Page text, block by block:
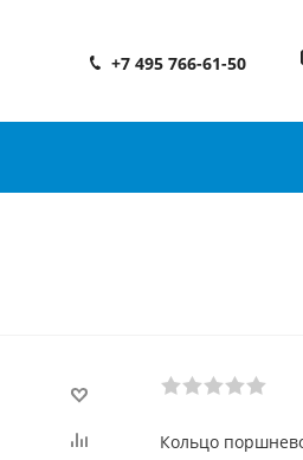
+7 495 766-61-50
Кольцо